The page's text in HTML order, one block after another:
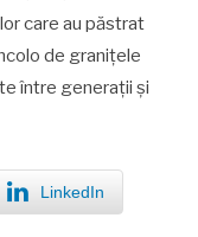
care au păstrat
de granițele
între generații și
LinkedIn